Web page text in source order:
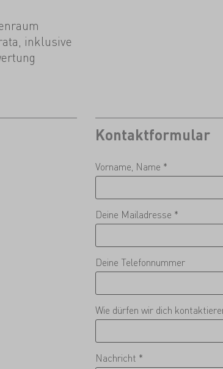
inklusive
Kontaktformular
Vorname, Name *
Deine Mailadresse *
Deine Telefonnummer
Wie dürfen wir dich
Nachricht *